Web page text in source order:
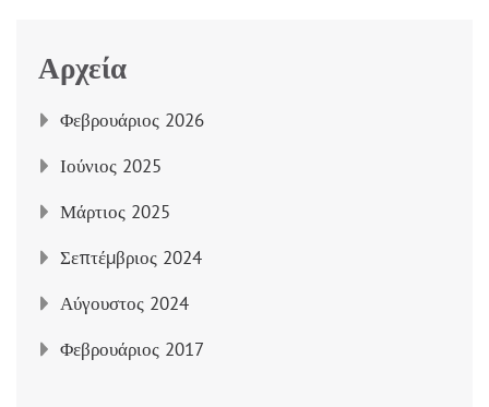
Αρχεία
Φεβρουάριος 2026
Ιούνιος 2025
Μάρτιος 2025
Σεπτέμβριος 2024
Αύγουστος 2024
Φεβρουάριος 2017